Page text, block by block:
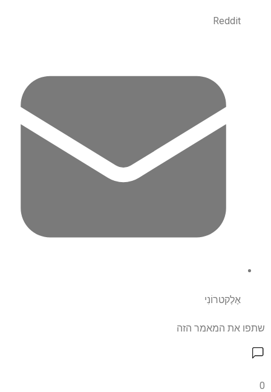
Reddit
אֶלֶקטרוֹנִי
שתפו את המאמר הזה
0